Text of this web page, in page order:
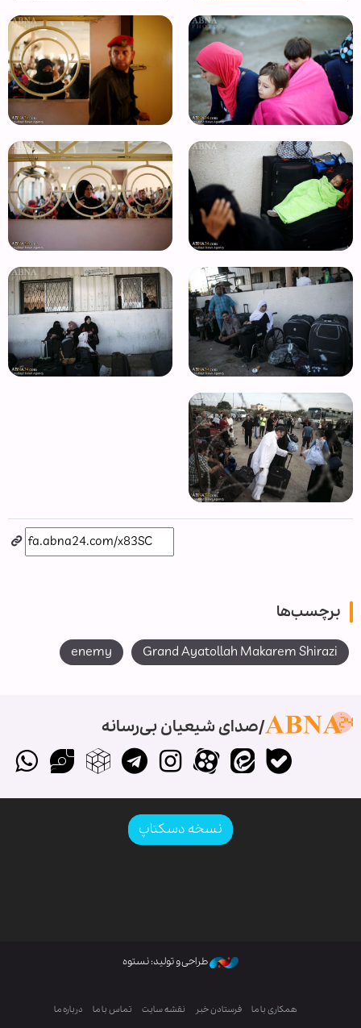
برچسب‌ها
Grand Ayatollah Makarem Shirazi
enemy
صدای شیعیان بی‌رسانه
نسخه دسکتاپ
طراحی و تولید: نستوه
همکاری با ما فرستادن خبر نقشه سایت تماس با ما درباره ما